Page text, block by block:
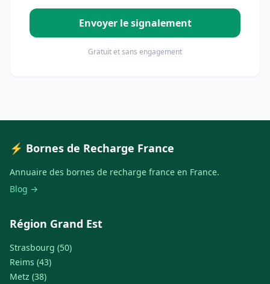
Envoyer le signalement
Gratuit et sans engagement
⚡ Bornes de Recharge France
Annuaire des bornes de recharge france en France.
Blog →
Région Grand Est
Strasbourg (50)
Reims (43)
Metz (38)